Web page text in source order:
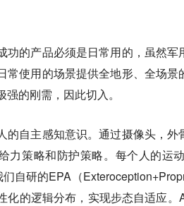
功的产品必须是日常用的，虽然
常使用的场景提供全地形、全场
的刚需，因此切入。
的自主感知意识。通过摄像头，
力策略和防护策略。每个人的运
们自研的EPA（
化的逻辑分布，实现步态自适应